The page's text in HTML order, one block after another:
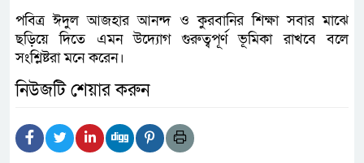
পবিত্র ঈদুল আজহার আনন্দ ও কুরবানির শিক্ষা সবার মাঝে
ছড়িয়ে দিতে এমন উদ্যোগ গুরুত্বপূর্ণ ভূমিকা রাখবে বলে
সংশ্লিষ্টরা মনে করেন।
নিউজটি শেয়ার করুন